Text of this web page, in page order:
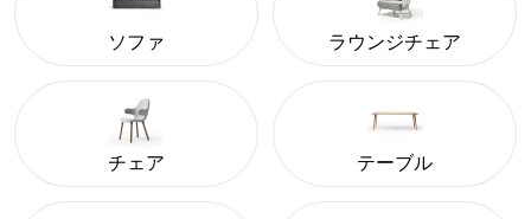
ソファ ラウンジチェア
チェア テーブル